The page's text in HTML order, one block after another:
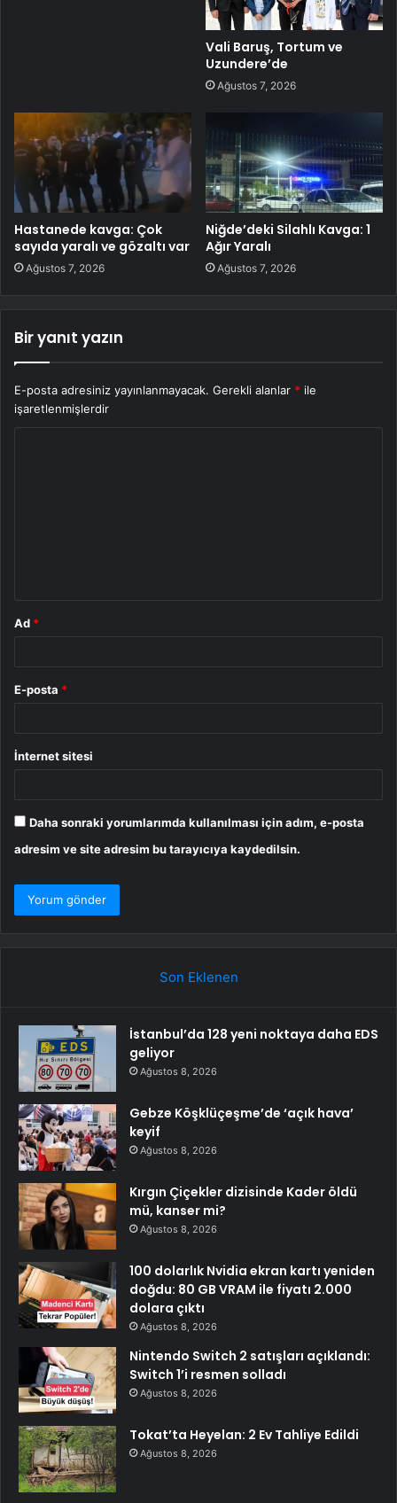
Vali Baruş, Tortum ve
Uzundere’de
Ağustos 7, 2026
Hastanede kavga: Çok
sayıda yaralı ve gözaltı var
Ağustos 7, 2026
Niğde’deki Silahlı Kavga: 1
Ağır Yaralı
Ağustos 7, 2026
Bir yanıt yazın
E-posta adresiniz yayınlanmayacak. Gerekli alanlar * ile
işaretlenmişlerdir
Ad *
E-posta *
İnternet sitesi
Daha sonraki yorumlarımda kullanılması için adım, e-posta
adresim ve site adresim bu tarayıcıya kaydedilsin.
Son Eklenen
İstanbul’da 128 yeni noktaya daha EDS
geliyor
Ağustos 8, 2026
Gebze Köşklüçeşme’de ‘açık hava’
keyif
Ağustos 8, 2026
Kırgın Çiçekler dizisinde Kader öldü
mü, kanser mi?
Ağustos 8, 2026
100 dolarlık Nvidia ekran kartı yeniden
doğdu: 80 GB VRAM ile fiyatı 2.000
dolara çıktı
Ağustos 8, 2026
Nintendo Switch 2 satışları açıklandı:
Switch 1’i resmen solladı
Ağustos 8, 2026
Tokat’ta Heyelan: 2 Ev Tahliye Edildi
Ağustos 8, 2026